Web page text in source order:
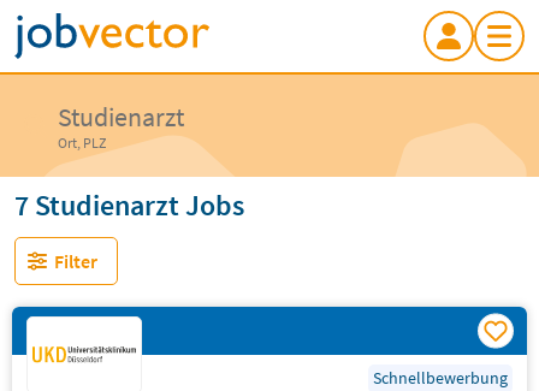
Studienarzt
Ort, PLZ
7 Studienarzt Jobs
Filter
Schnellbewerbung